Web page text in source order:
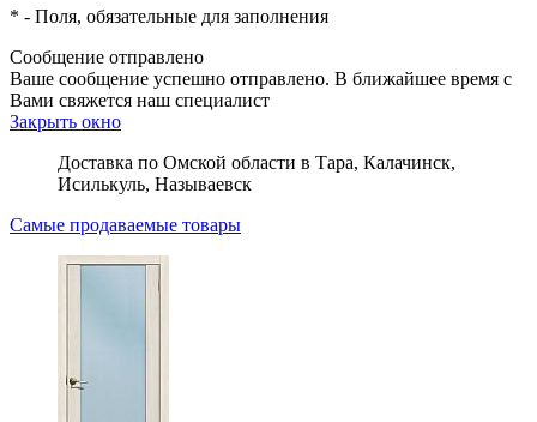
* - Поля, обязательные для заполнения
Сообщение отправлено
Ваше сообщение успешно отправлено. В ближайшее время с
Вами свяжется наш специалист
Закрыть окно
Доставка по Омской области в Тара, Калачинск,
Исилькуль, Называевск
Самые продаваемые товары